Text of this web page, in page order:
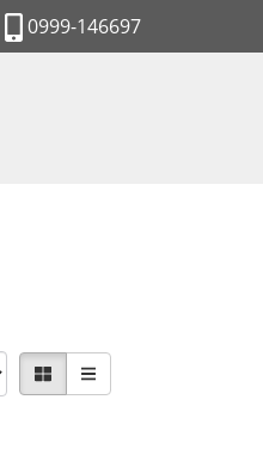
0999-146697